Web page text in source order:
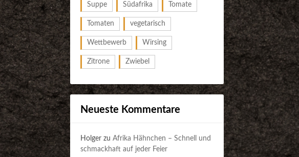
Suppe Südafrika Tomate
Tomaten vegetarisch
Wettbewerb Wirsing
Zitrone Zwiebel
Neueste Kommentare
Holger zu Afrika Hähnchen – Schnell und
schmackhaft auf jeder Feier